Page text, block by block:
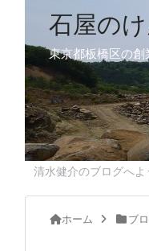
石屋の
東京都板橋区の
清水健介のブログへよ
ホーム ブ